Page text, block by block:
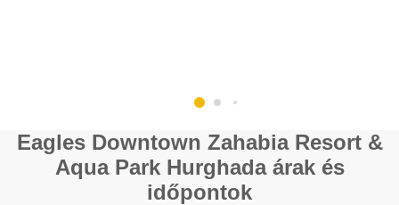
Eagles Downtown Zahabia Resort &
Aqua Park Hurghada árak és
időpontok